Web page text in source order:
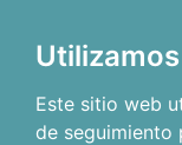
Este sitio web
de seguimiento